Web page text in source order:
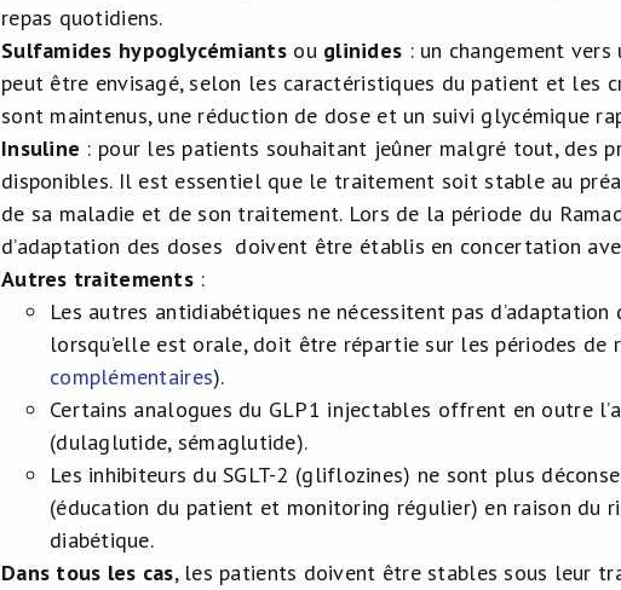
repas quotidiens.
Sulfamides hypoglycémiants ou glinides : un changement
peut être envisagé, selon les caractéristiques du patient et les
sont maintenus, une réduction de dose et un suivi glycémique
Insuline : pour les patients souhaitant jeûner malgré tout, des
disponibles. Il est essentiel que le traitement soit stable au
de sa maladie et de son traitement. Lors de la période du
d’adaptation des doses doivent être établis en concertation
Autres traitements:
Les autres antidiabétiques ne nécessitent pas
lorsqu’elle est orale, doit être répartie sur les périodes de
complémentaires).
Certains analogues du GLP1 injectables offrent en outre
(dulaglutide, sémaglutide).
Les inhibiteurs du SGLT-2 (gliflozines) ne sont plus
(éducation du patient et monitoring régulier) en raison du
diabétique.
Dans tous les cas, les patients doivent être stables sous leur